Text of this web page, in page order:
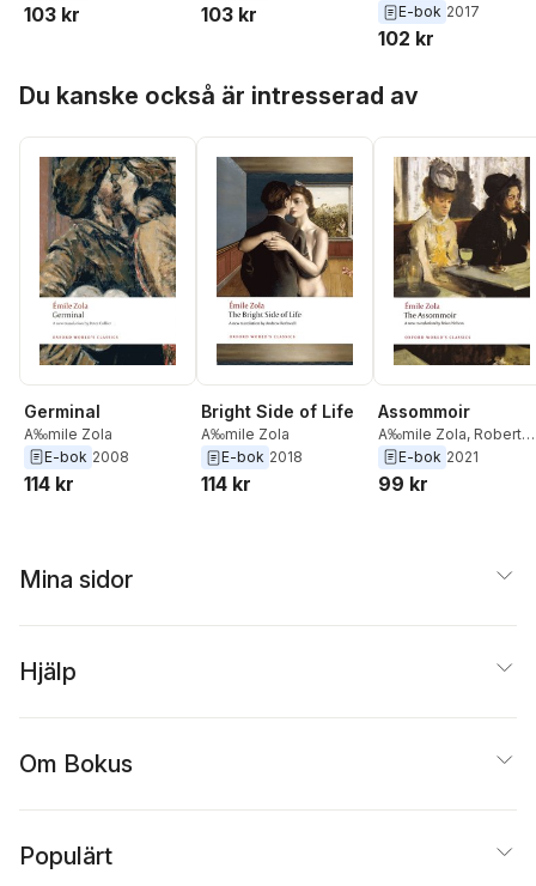
103 kr 103 kr
E-bok 2017
102 kr
Du kanske också är intresserad av
Germinal
A‰mile Zola
E-bok 2008
114 kr
Bright Side of Life
A‰mile Zola
E-bok 2018
114 kr
Assommoir
A‰mile Zola, Robert
Lethbridge
E-bok 2021
99 kr
Mina sidor
Hjälp
Om Bokus
Populärt